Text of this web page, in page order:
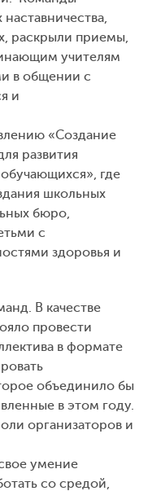
раскрыли приемы,
учителям
в общении с
и
«Создание
развития
где
школьных
бюро,
с
здоровья и
В качестве
провести
в формате
объединило бы
в этом году.
организаторов и
умение
со средой,